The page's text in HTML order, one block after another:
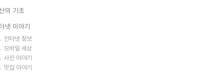
의 기초
넷 이야기
인터넷 정보
모바일 세상
사진 이야기
맛집 이야기